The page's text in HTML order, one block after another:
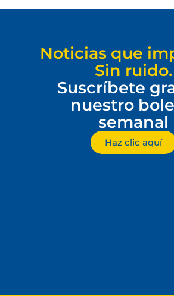
Noticias que
Sin ruido.
Suscríbete
nuestro
semanal
Haz clic aquí